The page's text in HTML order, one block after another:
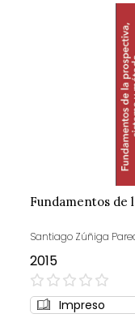
Fundamentos de
Santiago Zúñiga
2015
0%
Impreso